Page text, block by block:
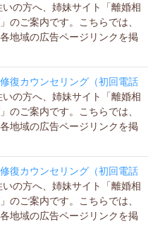
の方へ、姉妹サイト「離婚相
のご案内です。こちらでは、
地域の広告ページリンクを掲
復カウンセリング（初回電話
の方へ、姉妹サイト「離婚相
のご案内です。こちらでは、
地域の広告ページリンクを掲
復カウンセリング（初回電話
の方へ、姉妹サイト「離婚相
のご案内です。こちらでは、
地域の広告ページリンクを掲